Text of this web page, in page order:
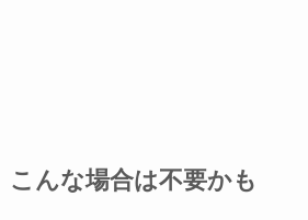
こんな場合は不要かも